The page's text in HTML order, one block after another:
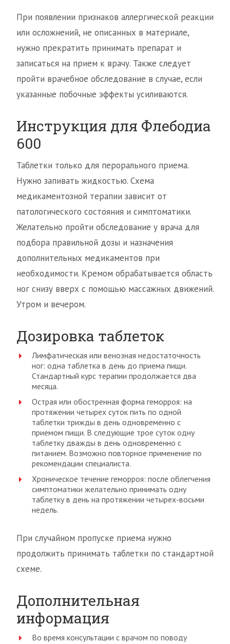
При появлении признаков аллергической реакции
или осложнений, не описанных в материале,
нужно прекратить принимать препарат и
записаться на прием к врачу. Также следует
пройти врачебное обследование в случае, если
указанные побочные эффекты усиливаются.
Инструкция для Флебодиа
600
Таблетки только для перорального приема.
Нужно запивать жидкостью. Схема
медикаментозной терапии зависит от
патологического состояния и симптоматики.
Желательно пройти обследование у врача для
подбора правильной дозы и назначения
дополнительных медикаментов при
необходимости. Кремом обрабатывается область
ног снизу вверх с помощью массажных движений.
Утром и вечером.
Дозировка таблеток
Лимфатическая или венозная недостаточность
ног: одна таблетка в день до приема пищи.
Стандартный курс терапии продолжается два
месяца.
Острая или обостренная форма геморроя: на
протяжении четырех суток пить по одной
таблетки трижды в день одновременно с
приемом пищи. В следующие трое суток одну
таблетку дважды в день одновременно с
питанием. Возможно повторное применение по
рекомендации специалиста.
Хроническое течение геморроя: после облегчения
симптоматики желательно принимать одну
таблетку в день на протяжении четырех-восьми
недель.
При случайном пропуске приема нужно
продолжить принимать таблетки по стандартной
схеме.
Дополнительная
информация
Во время консультации с врачом по поводу